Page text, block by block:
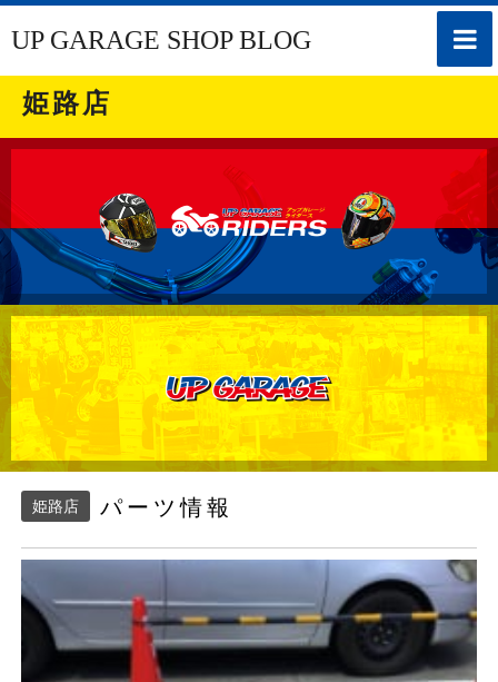
toggle
UP GARAGE SHOP BLOG
姫路店
姫路店 パーツ情報